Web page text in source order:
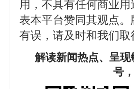
用，不具有任何商业
表本平台赞同其观点
有误，请及时和我们
解读新闻热点、呈
号